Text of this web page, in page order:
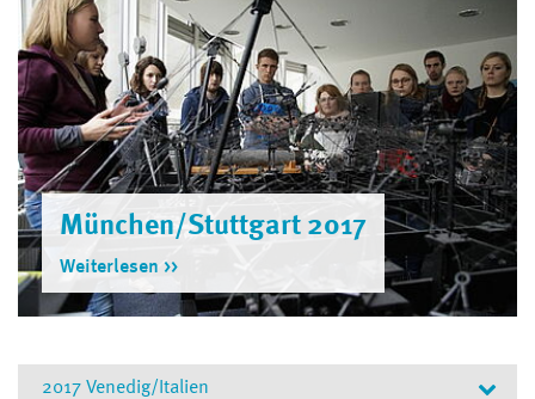
München/Stuttgart 2017
Weiterlesen
2017 Venedig/Italien